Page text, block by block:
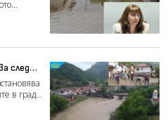
след
в града